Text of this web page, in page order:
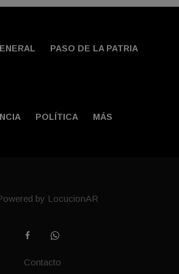
PASO DE LA PATRIA
POLÍTICA MÁS
by LocucionAR
Contacto